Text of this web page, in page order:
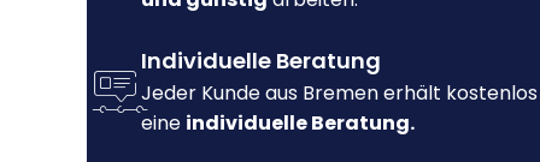
Individuelle Beratung
Jeder Kunde aus Bremen erhält kostenlos
eine individuelle Beratung.